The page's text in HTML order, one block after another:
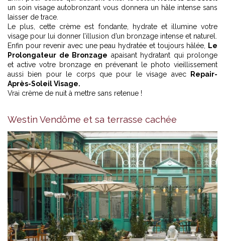
un soin visage autobronzant vous donnera un hâle intense sans
laisser de trace.
Le plus, cette crème est fondante, hydrate et illumine votre
visage pour lui donner l’illusion d’un bronzage intense et naturel.
Enfin pour revenir avec une peau hydratée et toujours hâlée,
Le
Prolongateur de Bronzage apaisant hydratant qui prolonge
et active votre bronzage en prévenant le photo vieillissement
aussi bien pour le corps que pour le visage avec
Repair-
Après-Soleil Visage.
Vrai crème de nuit à mettre sans retenue !
Westin Vendôme et sa terrasse cachée